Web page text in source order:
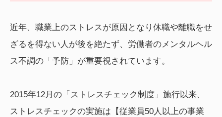
近年、職業上のストレスが原因となり休職や離職をせ
ざるを得ない人が後を絶たず、労働者のメンタルヘル
ス不調の「予防」が重要視されています。
2015年12月の「ストレスチェック制度」施行以来、
ストレスチェックの実施は【従業員50人以上の事業